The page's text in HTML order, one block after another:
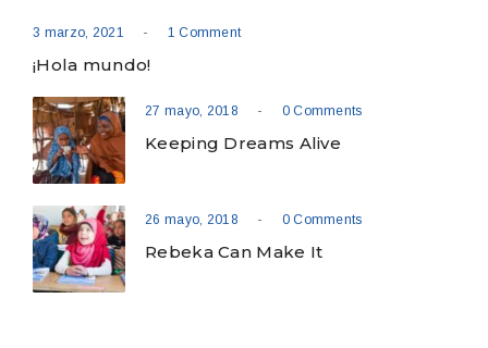
3 marzo, 2021 - 1 Comment
¡Hola mundo!
27 mayo, 2018 - 0 Comments
Keeping Dreams Alive
26 mayo, 2018 - 0 Comments
Rebeka Can Make It